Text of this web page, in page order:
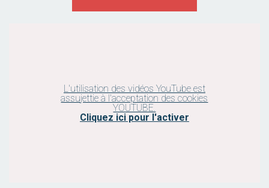
L'utilisation des vidéos YouTube est
assujettie à l'acceptation des cookies
YOUTUBE.
Cliquez ici pour l'activer